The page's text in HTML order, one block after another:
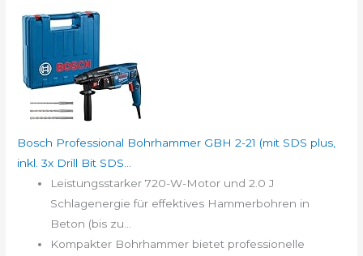
Bosch Professional Bohrhammer GBH 2-21 (mit SDS plus,
inkl. 3x Drill Bit SDS...
Leistungsstarker 720-W-Motor und 2.0 J
Schlagenergie für effektives Hammerbohren in
Beton (bis zu...
Kompakter Bohrhammer bietet professionelle